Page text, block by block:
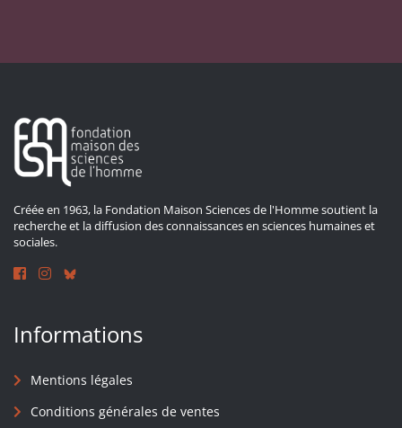
Créée en 1963, la Fondation Maison Sciences de l'Homme soutient la
recherche et la diffusion des connaissances en sciences humaines et
sociales.
Informations
Mentions légales
Conditions générales de ventes